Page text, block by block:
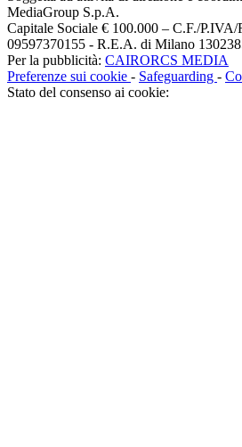
MediaGroup S.p.A.
Capitale Sociale € 100.000 – C.F./
09597370155 - R.E.A. di Milano
Per la pubblicità: CAIRORCS MEDIA
Preferenze sui cookie - Safeguarding -
Stato del consenso ai cookie: